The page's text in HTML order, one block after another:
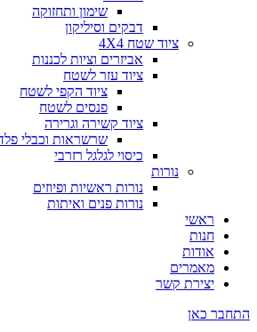
שימון ותחזוקה
דבקים וסיליקון
ציוד שטח 4X4
אביזרים וציות לכננות
ציוד עזר לשטח
ציוד הקפי לשטח
פנסים לשטח
ציוד קשירה וגרירה
שרשראות וכבלי
כיסוי לגלגל רזרבי
נורות
נורות ראשיות ופיוזים
נורות פנים ואיתות
ראשי
חנות
אודות
מאמרים
יצירת קשר
התחבר כאן